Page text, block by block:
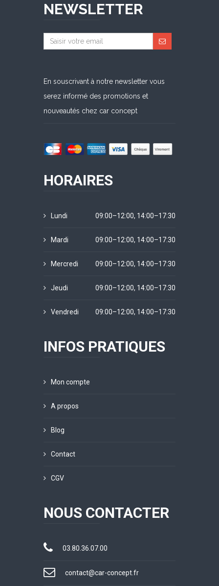
NEWSLETTER
En souscrivant à notre newsletter vous
serez informé des promotions et
nouveautés chez car concept
HORAIRES
Lundi 09:00–12:00, 14:00–17:30
Mardi 09:00–12:00, 14:00–17:30
Mercredi 09:00–12:00, 14:00–17:30
Jeudi 09:00–12:00, 14:00–17:30
Vendredi 09:00–12:00, 14:00–17:30
INFOS PRATIQUES
Mon compte
A propos
Blog
Contact
CGV
NOUS CONTACTER
03.80.36.07.00
contact@car-concept.fr